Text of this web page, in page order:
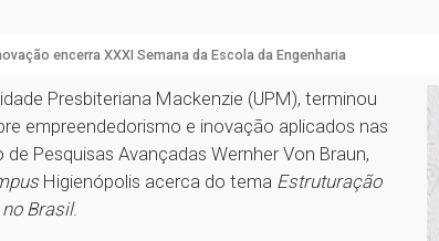
encerra XXXI Semana da Escola da Engenharia
Presbiteriana Mackenzie (UPM), terminou
empreendedorismo e inovação aplicados nas
Pesquisas Avançadas Wernher Von Braun,
Higienópolis acerca do tema Estruturação
Brasil.